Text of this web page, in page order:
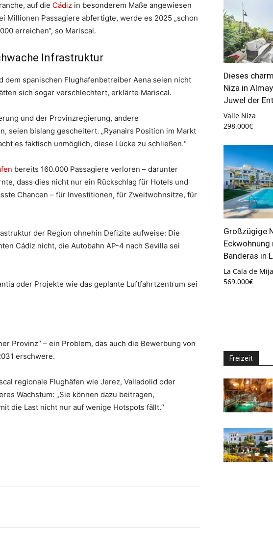
auf die Cádiz in besonderem Maße angewiesen
Millionen Passagiere abfertigte, werde es 2025 „schon
erreichen“, so Mariscal.
Infrastruktur
dem spanischen Flughafenbetreiber Aena seien nicht
sich sogar verschlechtert, erklärte Mariscal.
und der Provinzregierung, andere
seien bislang gescheitert. „Ryanairs Position im Markt
es faktisch unmöglich, diese Lücke zu schließen.“
bereits 160.000 Passagiere verloren – darunter
dass dies nicht nur ein Rückschlag für Hotels und
Chancen – für Investitionen, für Zweitwohnsitze, für
der Region ohnehin Defizite aufweise: Die
Cádiz nicht, die Autobahn AP-4 nach Sevilla sei
oder Projekte wie das geplante Luftfahrtzentrum sei
Provinz“ – ein Problem, das auch die Bewerbung von
erschwere.
regionale Flughäfen wie Jerez, Valladolid oder
Wachstum: „Sie können dazu beitragen,
die Last nicht nur auf wenige Hotspots fällt.“
Dieses
Niza in
Juwel der
Valle Niza
298.000€
Großzügige
Banderas in
La Cala de
569.000€
Freizeit